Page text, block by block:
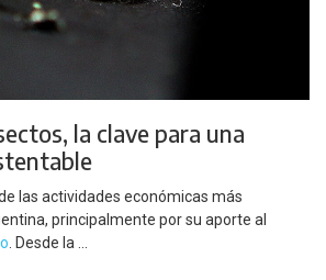
la clave para una
las actividades económicas más
principalmente por su aporte al
. Desde la ...